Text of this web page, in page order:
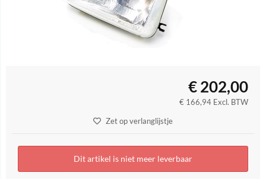
€202,00
€ 166,94 Excl. BTW
Zet op verlanglijstje
Dit artikel is niet meer leverbaar